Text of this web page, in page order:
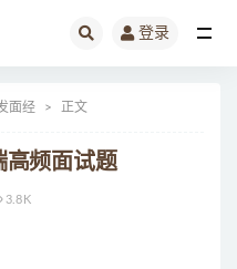
登录
面经 正文
高频面试题
3.8K